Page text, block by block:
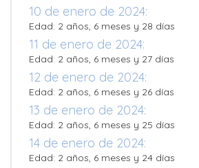
10 de enero de 2024:
Edad: 2 años, 6 meses y 28 días
11 de enero de 2024:
Edad: 2 años, 6 meses y 27 días
12 de enero de 2024:
Edad: 2 años, 6 meses y 26 días
13 de enero de 2024:
Edad: 2 años, 6 meses y 25 días
14 de enero de 2024:
Edad: 2 años, 6 meses y 24 días